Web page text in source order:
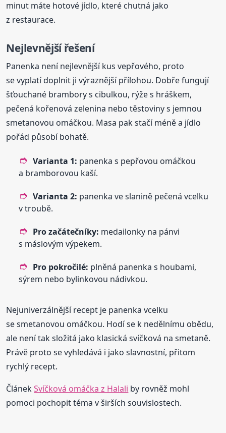
minut máte hotové jídlo, které chutná jako
z restaurace.
Nejlevnější řešení
Panenka není nejlevnější kus vepřového, proto
se vyplatí doplnit ji výraznější přílohou. Dobře fungují
šťouchané brambory s cibulkou, rýže s hráškem,
pečená kořenová zelenina nebo těstoviny s jemnou
smetanovou omáčkou. Masa pak stačí méně a jídlo
pořád působí bohatě.
Varianta 1: panenka s pepřovou omáčkou
a bramborovou kaší.
Varianta 2: panenka ve slanině pečená vcelku
v troubě.
Pro začátečníky: medailonky na pánvi
s máslovým výpekem.
Pro pokročilé: plněná panenka s houbami,
sýrem nebo bylinkovou nádivkou.
Nejuniverzálnější recept je panenka vcelku
se smetanovou omáčkou. Hodí se k nedělnímu obědu,
ale není tak složitá jako klasická svíčková na smetaně.
Právě proto se vyhledává i jako slavnostní, přitom
rychlý recept.
ČlánekSvíčková omáčka z Halali by rovněž mohl
pomoci pochopit téma v širších souvislostech.